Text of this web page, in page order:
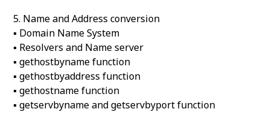
5. Name and Address conversion
▪ Domain Name System
▪ Resolvers and Name server
▪ gethostbyname function
▪ gethostbyaddress function
▪ gethostname function
▪ getservbyname and getservbyport function